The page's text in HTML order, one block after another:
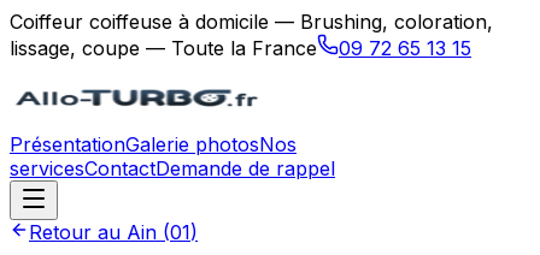
Coiffeur coiffeuse à domicile — Brushing, coloration,
lissage, coupe — Toute la France
09 72 65 13 15
PrésentationGalerie photosNos
servicesContactDemande de rappel
Retour au Ain (01)